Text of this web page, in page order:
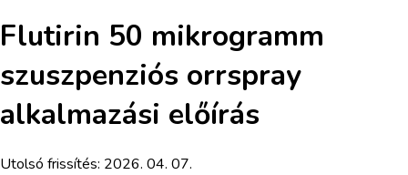
Flutirin 50 mikrogramm
szuszpenziós orrspray
alkalmazási előírás
Utolsó frissítés: 2026. 04. 07.